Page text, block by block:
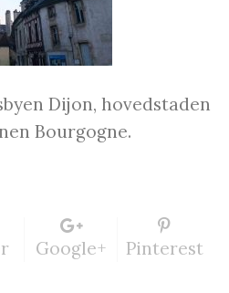
Dijon, hovedstaden
Bourgogne.
Google+ Pinterest